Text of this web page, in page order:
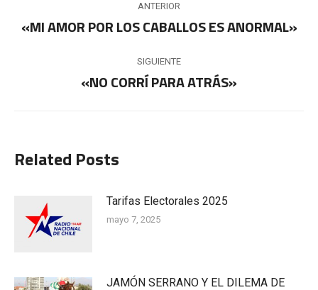
entre
publicaciones
ANTERIOR
Publicación
«MI AMOR POR LOS CABALLOS ES ANORMAL»
SIGUIENTE
Publicación
«NO CORRÍ PARA ATRÁS»
Related Posts
Tarifas Electorales 2025
mayo 7, 2025
JAMÓN SERRANO Y EL DILEMA DE